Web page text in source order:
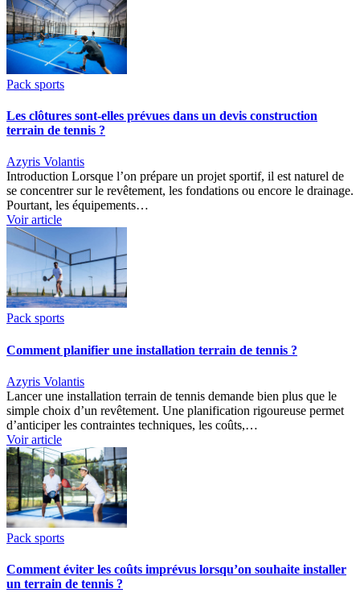
Pack sports
Les clôtures sont-elles prévues dans un devis construction
terrain de tennis ?
Azyris Volantis
Introduction Lorsque l’on prépare un projet sportif, il est naturel de
se concentrer sur le revêtement, les fondations ou encore le drainage.
Pourtant, les équipements…
Voir article
Pack sports
Comment planifier une installation terrain de tennis ?
Azyris Volantis
Lancer une installation terrain de tennis demande bien plus que le
simple choix d’un revêtement. Une planification rigoureuse permet
d’anticiper les contraintes techniques, les coûts,…
Voir article
Pack sports
Comment éviter les coûts imprévus lorsqu’on souhaite installer
un terrain de tennis ?